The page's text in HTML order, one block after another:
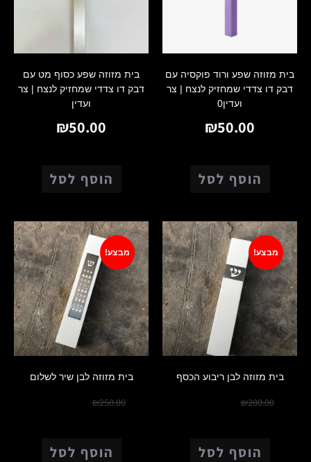
בית מזוזה שפע ורוד פוקסיה עם
דבק דו צדדי שמחזיק לנצח | צר
ועדין0
₪50.00
הוסף לסל
בית מזוזה שפע כסוף מט עם
דבק דו צדדי שמחזיק לנצח | צר
ועדין
₪50.00
הוסף לסל
מבצע!
בית מזוזה לבן ריבוע הכסף
₪200.00
הוסף לסל
מבצע!
בית מזוזה לבן שיר לשלום
₪250.00
הוסף לסל